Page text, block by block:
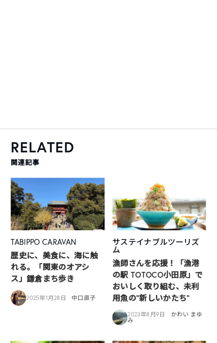
RELATED
関連記事
TABIPPO CARAVAN
歴史に、美食に、海に触
れる。「関東のオアシ
ス」鎌倉まち歩き
2025年1月28日 中口直子
サステイナブルツーリズ
ム
漁師さんを応援！「漁港
の駅 TOTOCO小田原」で
おいしく取り組む、未利
用魚の“新しいかたち“
2023年8月9日
かわい まゆ
み